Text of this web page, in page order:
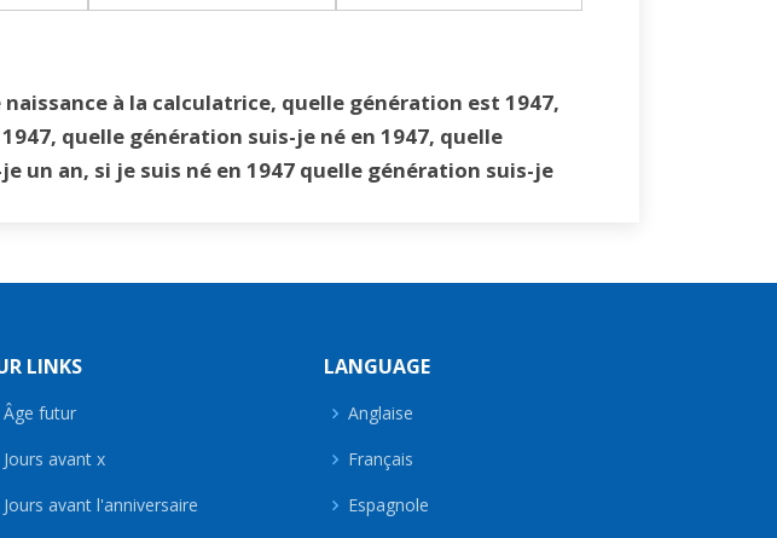
à la calculatrice, quelle génération est 1947,
quelle génération suis-je né en 1947, quelle
un an, si je suis né en 1947 quelle génération suis-je
LINKS
Âge futur
Jours avant x
Jours avant l'anniversaire
LANGUAGE
Anglaise
Français
Espagnole